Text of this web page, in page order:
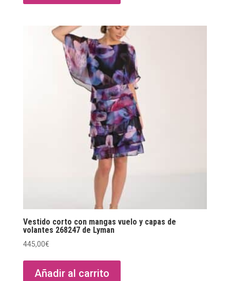
Vestido corto con mangas vuelo y capas de
volantes 268247 de Lyman
445,00€
Añadir al carrito